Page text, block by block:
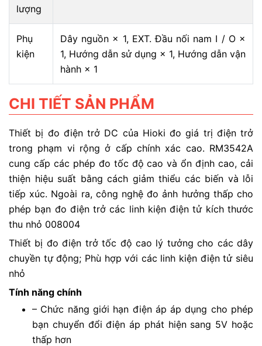
lượng
Phụ
kiện
Dây nguồn × 1, EXT. Đầu nối nam I / O ×
1, Hướng dẫn sử dụng × 1, Hướng dẫn vận
hành × 1
CHI TIẾT SẢN PHẨM
Thiết bị đo điện trở DC của Hioki đo giá trị điện trở
trong phạm vi rộng ở cấp chính xác cao. RM3542A
cung cấp các phép đo tốc độ cao và ổn định cao, cải
thiện hiệu suất bằng cách giảm thiểu các biến và lỗi
tiếp xúc. Ngoài ra, công nghệ đo ảnh hưởng thấp cho
phép bạn đo điện trở các linh kiện điện tử kích thước
thu nhỏ 008004
Thiết bị đo điện trở tốc độ cao lý tưởng cho các dây
chuyền tự động; Phù hợp với các linh kiện điện tử siêu
nhỏ
Tính năng chính
– Chức năng giới hạn điện áp áp dụng cho phép
bạn chuyển đổi điện áp phát hiện sang 5V hoặc
thấp hơn